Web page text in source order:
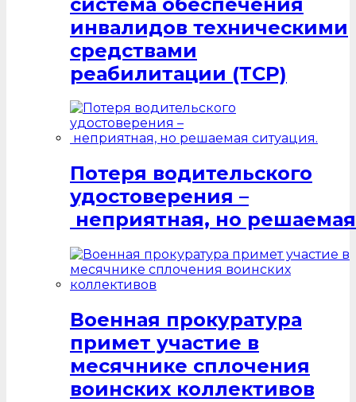
инвалидов техническими
средствами
реабилитации (ТСР)
Потеря водительского
удостоверения –
неприятная, но
Военная прокуратура
примет участие в
месячнике сплочения
воинских коллективов